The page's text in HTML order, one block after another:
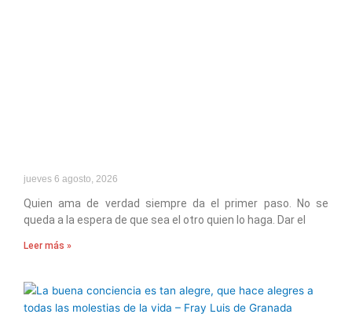
jueves 6 agosto, 2026
Quien ama de verdad siempre da el primer paso. No se
queda a la espera de que sea el otro quien lo haga. Dar el
Leer más »